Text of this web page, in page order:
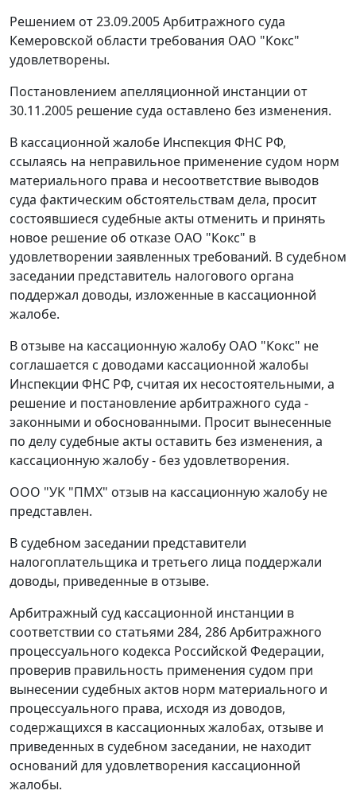
Решением от 23.09.2005 Арбитражного суда
Кемеровской области требования ОАО "Кокс"
удовлетворены.
Постановлением апелляционной инстанции от
30.11.2005 решение суда оставлено без изменения.
В кассационной жалобе Инспекция ФНС РФ,
ссылаясь на неправильное применение судом норм
материального права и несоответствие выводов
суда фактическим обстоятельствам дела, просит
состоявшиеся судебные акты отменить и принять
новое решение об отказе ОАО "Кокс" в
удовлетворении заявленных требований. В судебном
заседании представитель налогового органа
поддержал доводы, изложенные в кассационной
жалобе.
В отзыве на кассационную жалобу ОАО "Кокс" не
соглашается с доводами кассационной жалобы
Инспекции ФНС РФ, считая их несостоятельными, а
решение и постановление арбитражного суда -
законными и обоснованными. Просит вынесенные
по делу судебные акты оставить без изменения, а
кассационную жалобу - без удовлетворения.
ООО "УК "ПМХ" отзыв на кассационную жалобу не
представлен.
В судебном заседании представители
налогоплательщика и третьего лица поддержали
доводы, приведенные в отзыве.
Арбитражный суд кассационной инстанции в
соответствии со статьями 284, 286Арбитражного
процессуального кодекса Российской Федерации,
проверив правильность применения судом при
вынесении судебных актов норм материального и
процессуального права, исходя из доводов,
содержащихся в кассационных жалобах, отзыве и
приведенных в судебном заседании, не находит
оснований для удовлетворения кассационной
жалобы.